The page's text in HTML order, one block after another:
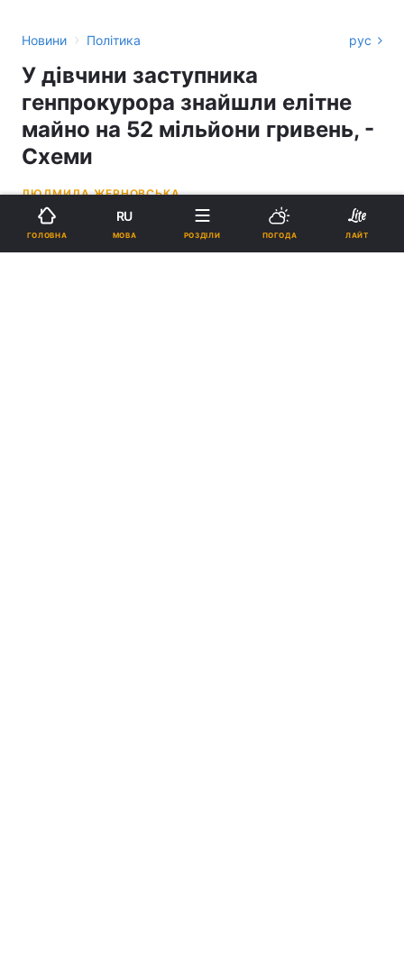
Новини › Політика рус
У дівчини заступника
генпрокурора знайшли елітне
майно на 52 мільйони гривень, -
Схеми
ЛЮДМИЛА ЖЕРНОВСЬКА
01:59, 11.06.24
ГОЛОВНА
RU
МОВА РОЗДІЛИ ПОГОДА ЛАЙТ